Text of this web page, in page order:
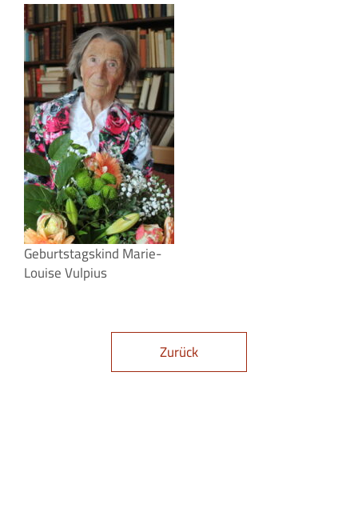
Geburtstagskind Marie-
Louise Vulpius
Zurück